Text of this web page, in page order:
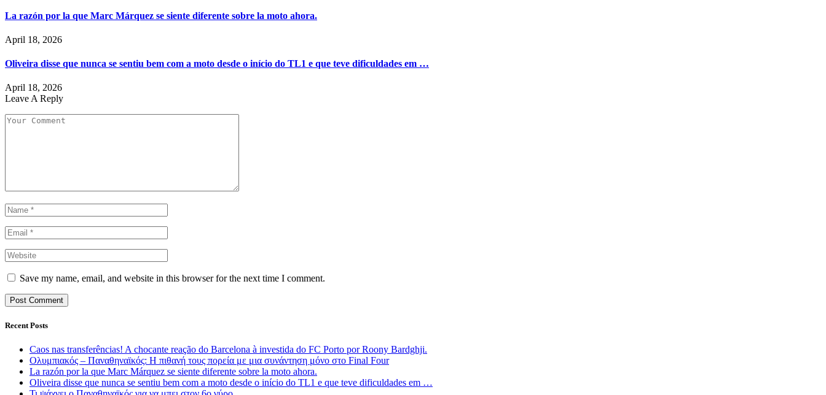
La razón por la que Marc Márquez se siente diferente sobre la moto ahora.
April 18, 2026
Oliveira disse que nunca se sentiu bem com a moto desde o início do TL1 e que teve dificuldades em …
April 18, 2026
Leave A Reply
Save my name, email, and website in this browser for the next time I comment.
Recent Posts
Caos nas transferências! A chocante reação do Barcelona à investida do FC Porto por Roony Bardghji.
Ολυμπιακός – Παναθηναϊκός: Η πιθανή τους πορεία με μια συνάντηση μόνο στο Final Four
La razón por la que Marc Márquez se siente diferente sobre la moto ahora.
Oliveira disse que nunca se sentiu bem com a moto desde o início do TL1 e que teve dificuldades em …